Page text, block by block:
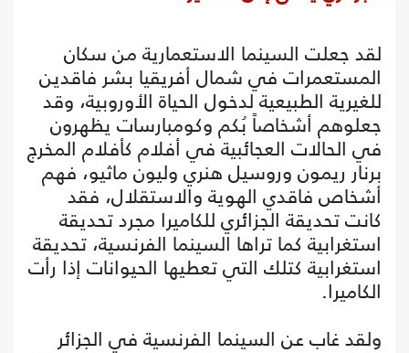
لقد جعلت السينما الاستعمارية من سكان
المستعمرات في شمال أفريقيا بشر فاقدين
للغيرية الطبيعية لدخول الحياة الأوروبية، وقد
جعلوهم أشخاصاً بُكم وكومبارسات يظهرون
في الحالات العجائبية في أفلام كأفلام المخرج
برنار ريمون وروسيل هنري وليون ماثيو، فهم
أشخاص فاقدي الهوية والاستقلال، فقد
كانت تحديقة الجزائري للكاميرا مجرد تحديقة
استغرابية كما تراها السينما الفرنسية، تحديقة
استغرابية كتلك التي تعطيها الحيوانات إذا رأت
الكاميرا.
ولقد غاب عن السينما الفرنسية في الجزائر